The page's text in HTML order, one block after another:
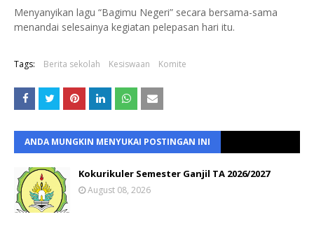
Menyanyikan lagu “Bagimu Negeri” secara bersama-sama
menandai selesainya kegiatan pelepasan hari itu.
Tags: Berita sekolah Kesiswaan Komite
ANDA MUNGKIN MENYUKAI POSTINGAN INI
Kokurikuler Semester Ganjil TA 2026/2027
August 08, 2026